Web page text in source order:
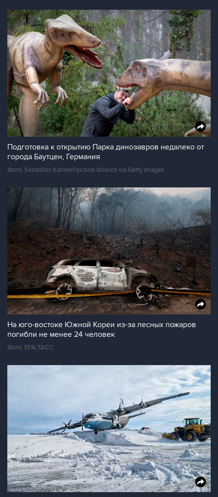
Подготовка к открытию Парка динозавров недалеко от
города Баутцен, Германия
Фото: Sebastian Kahnert/picture alliance via Getty Images
На юго-востоке Южной Кореи из-за лесных пожаров
погибли не менее 24 человек
Фото: ЕРА/ТАСС